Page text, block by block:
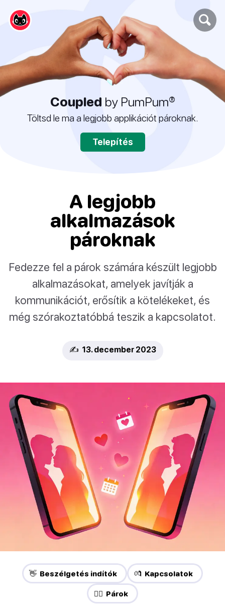
Coupled by PumPum®
Töltsd le ma a legjobb applikációt pároknak.
Telepítés
A legjobb
alkalmazások
pároknak
Fedezze fel a párok számára készült legjobb
alkalmazásokat, amelyek javítják a
kommunikációt, erősítik a kötelékeket, és
még szórakoztatóbbá teszik a kapcsolatot.
✍️ 13. december 2023
👋 Beszélgetés indítók 💏 Kapcsolatok
❤️‍🔥 Párok